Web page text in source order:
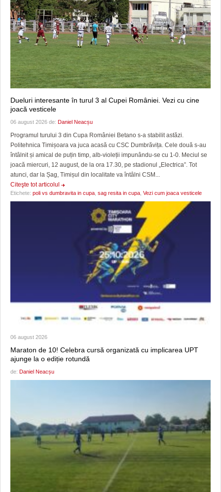
Dueluri interesante în turul 3 al Cupei României. Vezi cu cine
joacă vesticele
06 august 2026 de: Daniel Neacșu
Programul turului 3 din Cupa României Betano s-a stabilit astăzi.
Politehnica Timișoara va juca acasă cu CSC Dumbrăvița. Cele două s-au
întâlnit și amical de puțin timp, alb-violeții impunându-se cu 1-0. Meciul se
joacă miercuri, 12 august, de la ora 17.30, pe stadionul „Electrica”. Tot
atunci, dar la Șag, Timișul din localitate va întâlni CSM...
Citeşte tot articolul
Etichete: poli vs dumbravita in cupa sag resita in cupa Vezi cum joaca vesticele
06 august 2026
Maraton de 10! Celebra cursă organizată cu implicarea UPT
ajunge la o ediție rotundă
de: Daniel Neacșu